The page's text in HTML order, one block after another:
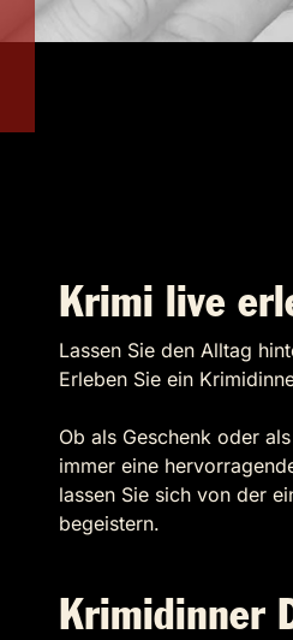
Krimi live
Lassen Sie den Alltag
Erleben Sie ein
Ob als Geschenk oder
immer eine
lassen Sie sich von der
begeistern.
Krimidinner